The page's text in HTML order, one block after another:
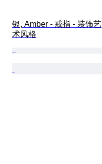
银, Amber - 戒指 - 装饰艺
术风格